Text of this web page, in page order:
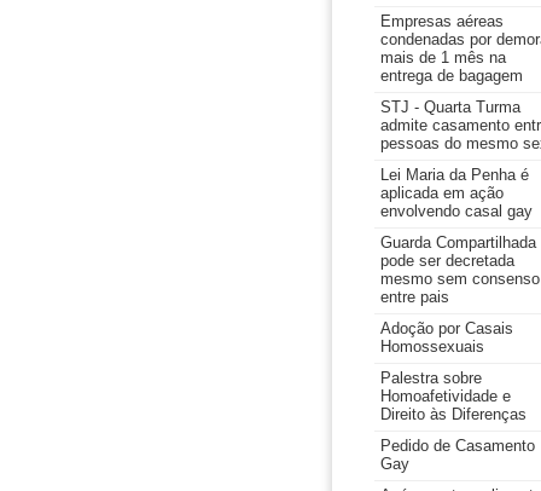
Empresas aéreas
condenadas por
mais de 1 mês na
entrega de bagagem
STJ - Quarta Turma
admite casamento
pessoas do mesmo
Lei Maria da Penha é
aplicada em ação
envolvendo casal gay
Guarda Compartilhada
pode ser decretada
mesmo sem consenso
entre pais
Adoção por Casais
Homossexuais
Palestra sobre
Homoafetividade e
Direito às Diferenças
Pedido de Casamento
Gay